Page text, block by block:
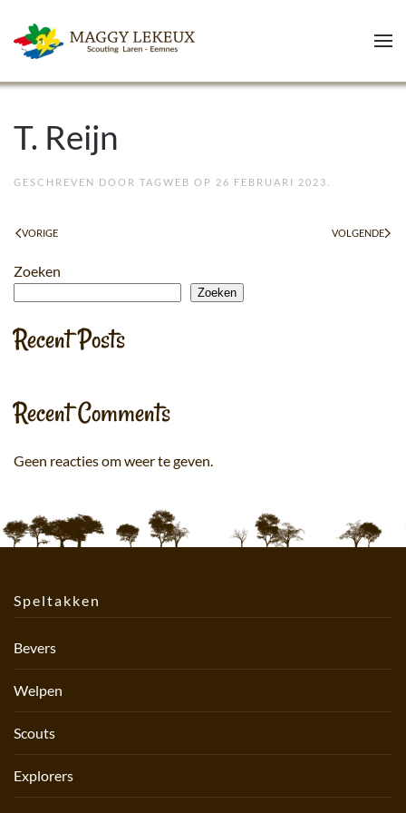
Skip to main content
T. Reijn
GESCHREVEN DOOR TAGWEB OP 26 FEBRUARI 2023
VORIGE VOLGENDE
Zoeken
Zoeken
Recent Posts
Recent Comments
Geen reacties om weer te geven.
Speltakken
Bevers
Welpen
Scouts
Explorers